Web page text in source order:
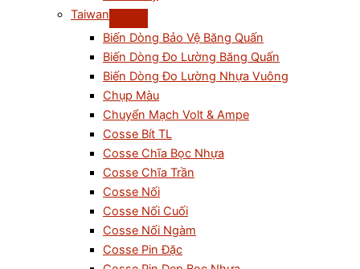
Taiwan
Biến Dòng Bảo Vệ Băng Quấn
Biến Dòng Đo Lường Băng Quấn
Biến Dòng Đo Lường Nhựa Vuông
Chụp Màu
Chuyển Mạch Volt & Ampe
Cosse Bít TL
Cosse Chĩa Bọc Nhựa
Cosse Chĩa Trần
Cosse Nối
Cosse Nối Cuối
Cosse Nối Ngàm
Cosse Pin Đặc